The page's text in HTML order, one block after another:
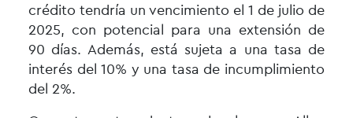
crédito tendría un vencimiento el 1 de julio de
2025, con potencial para una extensión de
90 días. Además, está sujeta a una tasa de
interés del 10% y una tasa de incumplimiento
del 2%.